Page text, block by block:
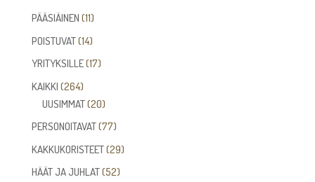
tuotetta
PÄÄSIÄINEN 1111
tuotetta
POISTUVAT 1414
tuotetta
YRITYKSILLE 1717
KAIKKI 264264
tuotetta
UUSIMMAT 2020
tuotetta
PERSONOITAVAT 7777
tuotetta
KAKKUKORISTEET 2929
HÄÄT JA JUHLAT 5252